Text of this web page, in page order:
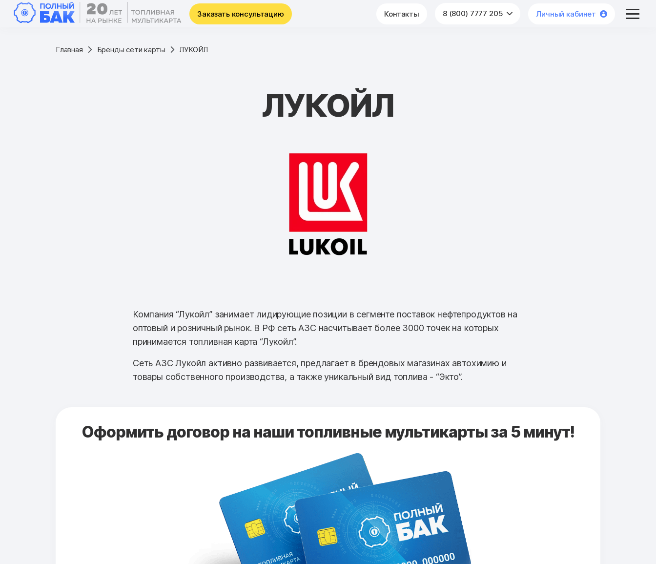
Заказать консультацию Контакты 8 (800) 7777 205 Личный кабинет
Главная Бренды сети карты ЛУКОЙЛ
ЛУКОЙЛ
Компания “Лукойл” занимает лидирующие позиции в сегменте поставок нефтепродуктов на
оптовый и розничный рынок. В РФ сеть АЗС насчитывает более 3000 точек на которых
принимается топливная карта “Лукойл”.
Сеть АЗС Лукойл активно развивается, предлагает в брендовых магазинах автохимию и
товары собственного производства, а также уникальный вид топлива - “Экто”.
Оформить договор на наши топливные мультикарты за 5 минут!